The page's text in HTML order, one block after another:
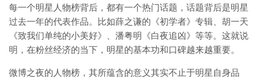
每一个明星人物榜背后，都有一个热门话题，话题背后是明星
过去一年的代表作品。比如薛之谦的《初学者》专辑、胡一天
《致我们单纯的小美好》、潘粤明《白夜追凶》等等。这就说
明，在粉丝经济的当下，明星的基本功和口碑越来越重要。
微博之夜的人物榜，其所蕴含的意义其实不止于明星自身品